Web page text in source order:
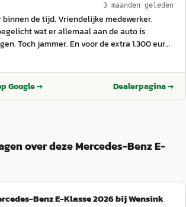
3 maanden geleden
de tijd. Vriendelijke medewerker.
wat er allemaal aan de auto is
Toch jammer. En voor de extra 1.300 euro
remmen had dat best gekund vind ik.
Google → Dealerpagina →
over deze Mercedes-Benz E-
Benz E-Klasse 2026 bij Wensink